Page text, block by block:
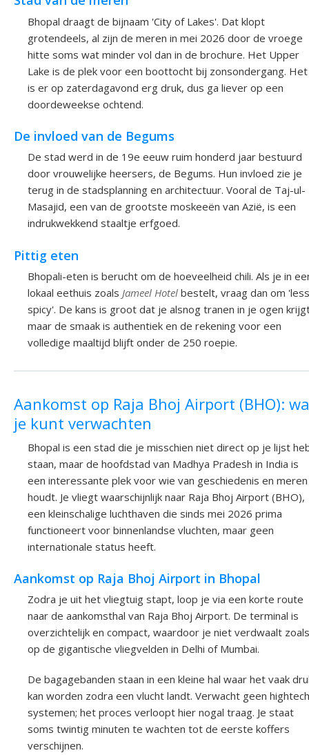
Bhopal draagt de bijnaam 'City of Lakes'. Dat klopt
grotendeels, al zijn de meren in mei 2026 door de vroege
hitte soms wat minder vol dan in de brochure. Het Upper
Lake is de plek voor een boottocht bij zonsondergang. Het
is er op zaterdagavond erg druk, dus ga liever op een
doordeweekse ochtend.
De invloed van de Begums
De stad werd in de 19e eeuw ruim honderd jaar bestuurd
door vrouwelijke heersers, de Begums. Hun invloed zie je
terug in de stadsplanning en architectuur. Vooral de Taj-ul-
Masajid, een van de grootste moskeeën van Azië, is een
indrukwekkend staaltje erfgoed.
Pittig eten
Bhopali-eten is berucht om de hoeveelheid chili. Als je in
lokaal eethuis zoals Jameel Hotel bestelt, vraag dan om 'less
spicy'. De kans is groot dat je alsnog tranen in je ogen
maar de smaak is authentiek en de rekening voor een
volledige maaltijd blijft onder de 250 roepie.
Aankomst op Raja Bhoj Airport (BHO):
je kunt verwachten
Bhopal is een stad die je misschien niet direct op je lijst
staan, maar de hoofdstad van Madhya Pradesh in India is
een interessante plek voor wie van geschiedenis en meren
houdt. Je vliegt waarschijnlijk naar Raja Bhoj Airport (BHO),
een kleinschalige luchthaven die sinds mei 2026 prima
functioneert voor binnenlandse vluchten, maar geen
internationale status heeft.
Aankomst op Raja Bhoj Airport in Bhopal
Zodra je uit het vliegtuig stapt, loop je via een korte route
naar de aankomsthal van Raja Bhoj Airport. De terminal is
overzichtelijk en compact, waardoor je niet verdwaalt zoals
op de gigantische vliegvelden in Delhi of Mumbai.
De bagagebanden staan in een kleine hal waar het vaak
kan worden zodra een vlucht landt. Verwacht geen hightech
systemen; het proces verloopt hier nogal traag. Je staat
soms twintig minuten te wachten tot de eerste koffers
verschijnen.